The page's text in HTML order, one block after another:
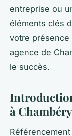
entreprise ou
éléments clés
votre présence
agence de
le succès.
à Chambéry